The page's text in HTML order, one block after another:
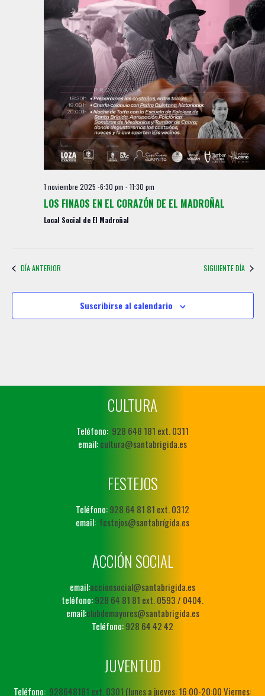
1 noviembre 2025 -6:30 pm -11:30 pm
LOS FINAOS EN EL CORAZÓN DE EL MADROÑAL
Local Social de El Madroñal
DÍA ANTERIOR SIGUIENTE DÍA
Suscribirse al calendario
CULTURA
Teléfono: 928 648 181 ext. 0311
email:cultura@santabrigida.es
FESTEJOS
Teléfono:928 64 81 81 ext. 0312
email: festejos@santabrígida.es
ACCIÓN SOCIAL
email:accionsocial@santabrigida.es
teléfono:928 64 81 81 ext. 0593 / 0404.
email:clubdemayores@santabrigida.es
Teléfono:928 64 42 42
JUVENTUD
Teléfono: 928648181 ext. 0301 (lunes a jueves: 16:00-20:00 Viernes: